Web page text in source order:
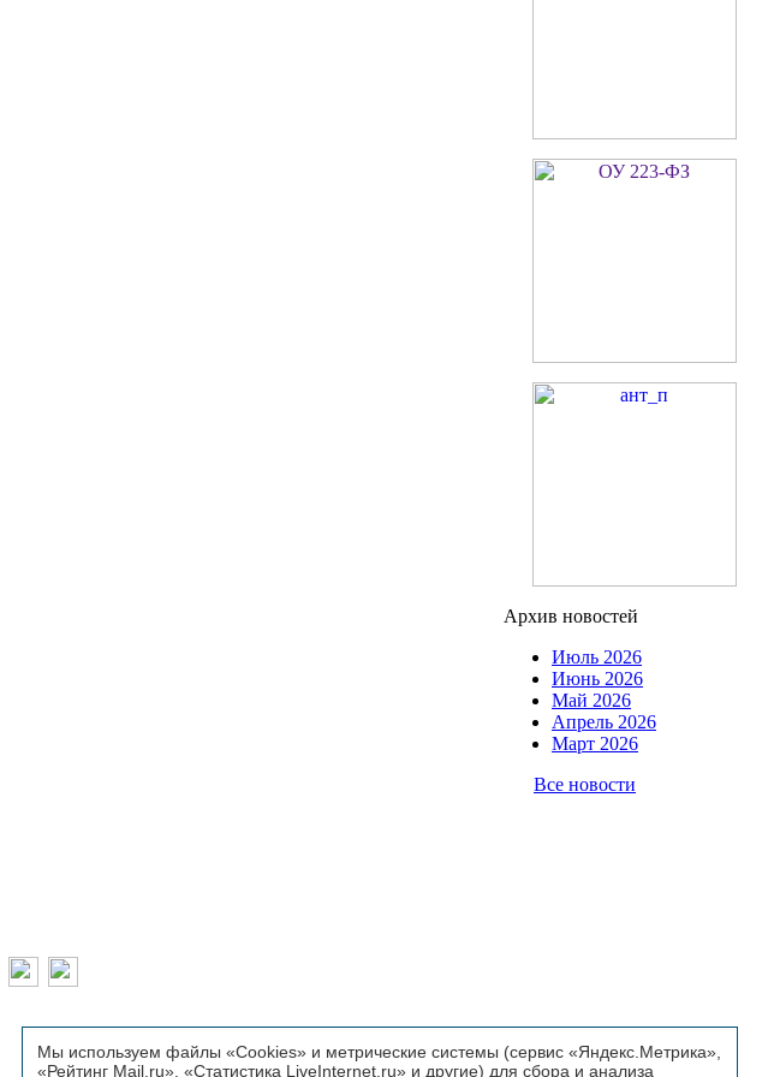
Архив новостей
Июль 2026
Июнь 2026
Май 2026
Апрель 2026
Март 2026
Все новости
Мы используем файлы «Cookies» и метрические системы (сервис «Яндекс.Метрика»,
«Рейтинг Mail.ru», «Статистика LiveInternet.ru» и другие) для сбора и анализа